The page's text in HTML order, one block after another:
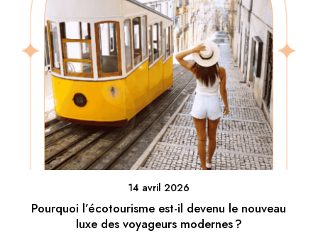
14 avril 2026
Pourquoi l’écotourisme est-il devenu le nouveau
luxe des voyageurs modernes ?